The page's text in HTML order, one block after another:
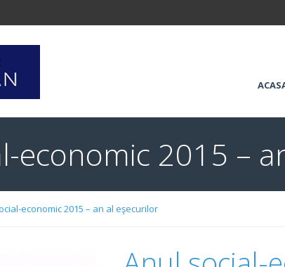
economic 2015 –
economic 2015 – an al eşecurilor